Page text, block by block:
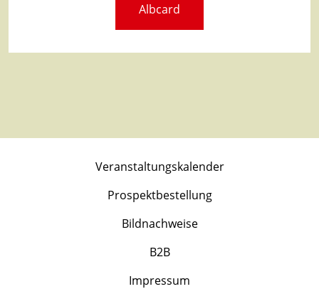
Albcard
Veranstaltungskalender
Prospektbestellung
Bildnachweise
B2B
Impressum